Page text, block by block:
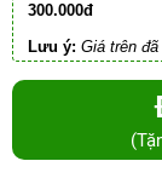
300.000đ
Lưu ý: Giá trên